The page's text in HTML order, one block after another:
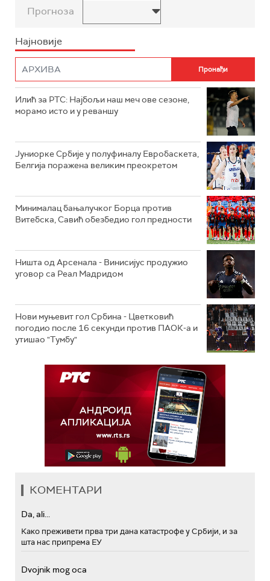
Прогноза
Најновије
Илић за РТС: Најбољи наш меч ове сезоне,
морамо исто и у реваншу
Јуниорке Србије у полуфиналу Евробаскета,
Белгија поражена великим преокретом
Минималац бањалучког Борца против
Витебска, Савић обезбедио гол предности
Ништа од Арсенала - Винисијус продужио
уговор са Реал Мадридом
Нови муњевит гол Србина - Цветковић
погодио после 16 секунди против ПАОК-а и
утишао "Тумбу"
КОМЕНТАРИ
Da, ali...
Како преживети прва три дана катастрофе у Србији, и за
шта нас припрема ЕУ
Dvojnik mog oca